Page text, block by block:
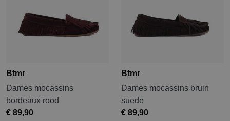
Btmr
Dames mocassins
bordeaux rood
€ 89,90
Btmr
Dames mocassins bruin
suede
€ 89,90